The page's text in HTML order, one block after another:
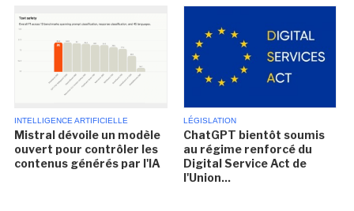
INTELLIGENCE ARTIFICIELLE
Mistral dévoile un modèle
ouvert pour contrôler les
contenus générés par l'IA
LÉGISLATION
ChatGPT bientôt soumis
au régime renforcé du
Digital Service Act de
l'Union...